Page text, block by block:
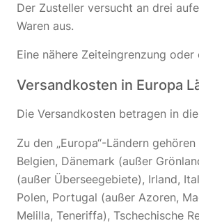
Der Zusteller versucht an drei
Waren aus.
Eine nähere Zeiteingrenzung
Versandkosten in Europa
Die Versandkosten betragen in
Zu den „Europa“-Ländern
Belgien, Dänemark (außer
(außer Überseegebiete), Irland,
Polen, Portugal (außer Azoren,
Melilla, Teneriffa), Tschechische